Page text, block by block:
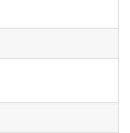
(￥90,200)
￥112,000